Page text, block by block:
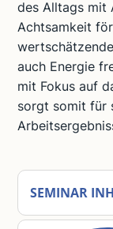
des Alltags mit
Achtsamkeit
auch Energie
mit Fokus auf
sorgt somit für
SEMINAR